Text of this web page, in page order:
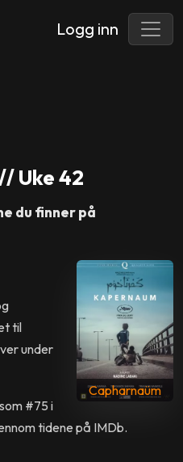
Logg inn
Uke 42
du finner på
Capharnaüm
til
under
#75 i
tidene på IMDb.